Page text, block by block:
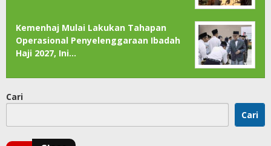
Kemenhaj Mulai Lakukan Tahapan
Operasional Penyelenggaraan Ibadah
Haji 2027, Ini…
Cari
Cari